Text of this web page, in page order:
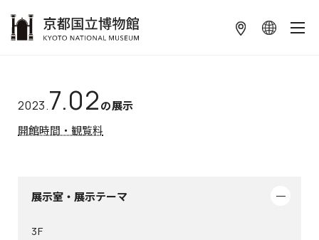
2023.7.02の展示
開館時間・観覧料
展示室・展示テーマ
3F